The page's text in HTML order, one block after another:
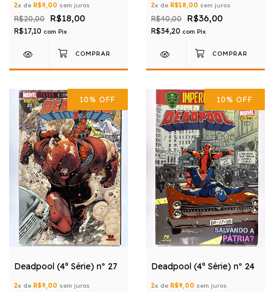
2x de R$9,00 sem juros
R$20,00 R$18,00
R$17,10 com Pix
2x de R$18,00 sem juros
R$40,00 R$36,00
R$34,20 com Pix
10% OFF
Deadpool (4ª Série) nº 27
2x de R$9,00 sem juros
10% OFF
Deadpool (4ª Série) nº 24
2x de R$9,00 sem juros